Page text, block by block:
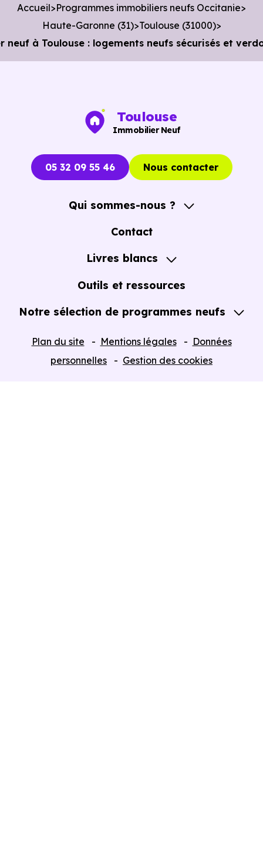
6 min en voiture ou à 4.3 km, soit 52 min à pied.
Accueil Programmes immobiliers neufs Occitanie
Haute-Garonne (31) Toulouse (31000)
neuf à Toulouse : logements neufs sécurisés et
Toulouse
Immobilier Neuf
05 32 09 55 46 Nous contacter
Qui sommes-nous ?
A propos
Contact
Livres blancs
Guide de l'Achat immobilier neuf en VEFA
Outils et ressources
Notre sélection de programmes neufs
Plan du site Mentions légales
Données
personnelles
Gestion des cookies